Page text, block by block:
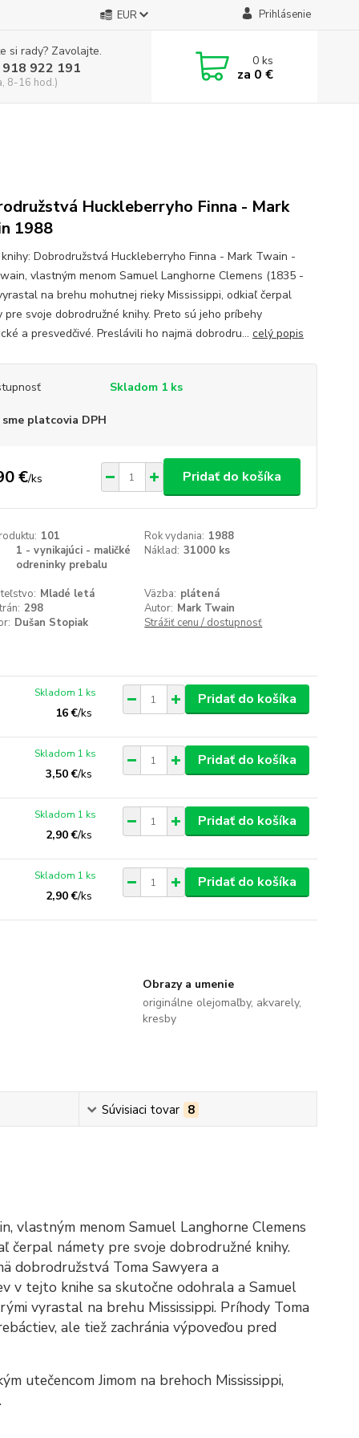
EUR Prihlásenie
si rady? Zavolajte.
922 191
8-16 hod.)
0ks
za 0 €
Huckleberryho Finna - Mark
1988
Dobrodružstvá Huckleberryho Finna - Mark Twain -
vlastným menom Samuel Langhorne Clemens (1835 -
na brehu mohutnej rieky Mississippi, odkiaľ čerpal
pre svoje dobrodružné knihy. Preto sú jeho príbehy
a presvedčivé. Preslávili ho najmä dobrodru... celý popis
Skladom 1 ks
sme platcovia DPH
€/ks Pridať do košíka
101 Rok vydania: 1988
1 - vynikajúci - maličké
odreninky prebalu
Náklad: 31000 ks
Mladé letá Väzba: plátená
298 Autor: Mark Twain
Dušan Stopiak Strážiť cenu / dostupnosť
16 €/ks
Skladom 1 ks Pridať do košíka
3,50 €/ks
Skladom 1 ks Pridať do košíka
2,90 €/ks
Skladom 1 ks Pridať do košíka
2,90 €/ks
Skladom 1 ks Pridať do košíka
Obrazy a umenie
originálne olejomaľby, akvarely,
kresby
Súvisiaci tovar 8
vlastným menom Samuel Langhorne Clemens
čerpal námety pre svoje dobrodružné knihy.
dobrodružstvá Toma Sawyera a
v tejto knihe sa skutočne odohrala a Samuel
vyrastal na brehu Mississippi. Príhody Toma
ale tiež zachránia výpoveďou pred
utečencom Jimom na brehoch Mississippi,